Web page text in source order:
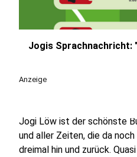
Jogis Sprachnachricht:
Anzeige
Jogi Löw ist der schönste
und aller Zeiten, die da
dreimal hin und zurück.